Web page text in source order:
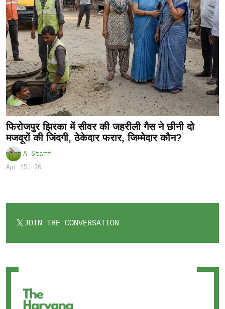
फिरोजपुर झिरका में सीवर की जहरीली गैस ने छीनी दो
मजदूरों की जिंदगी, ठेकेदार फरार, जिम्मेदार कौन?
A Staff
Apr 15, 26
JOIN THE CONVERSATION
OPENS